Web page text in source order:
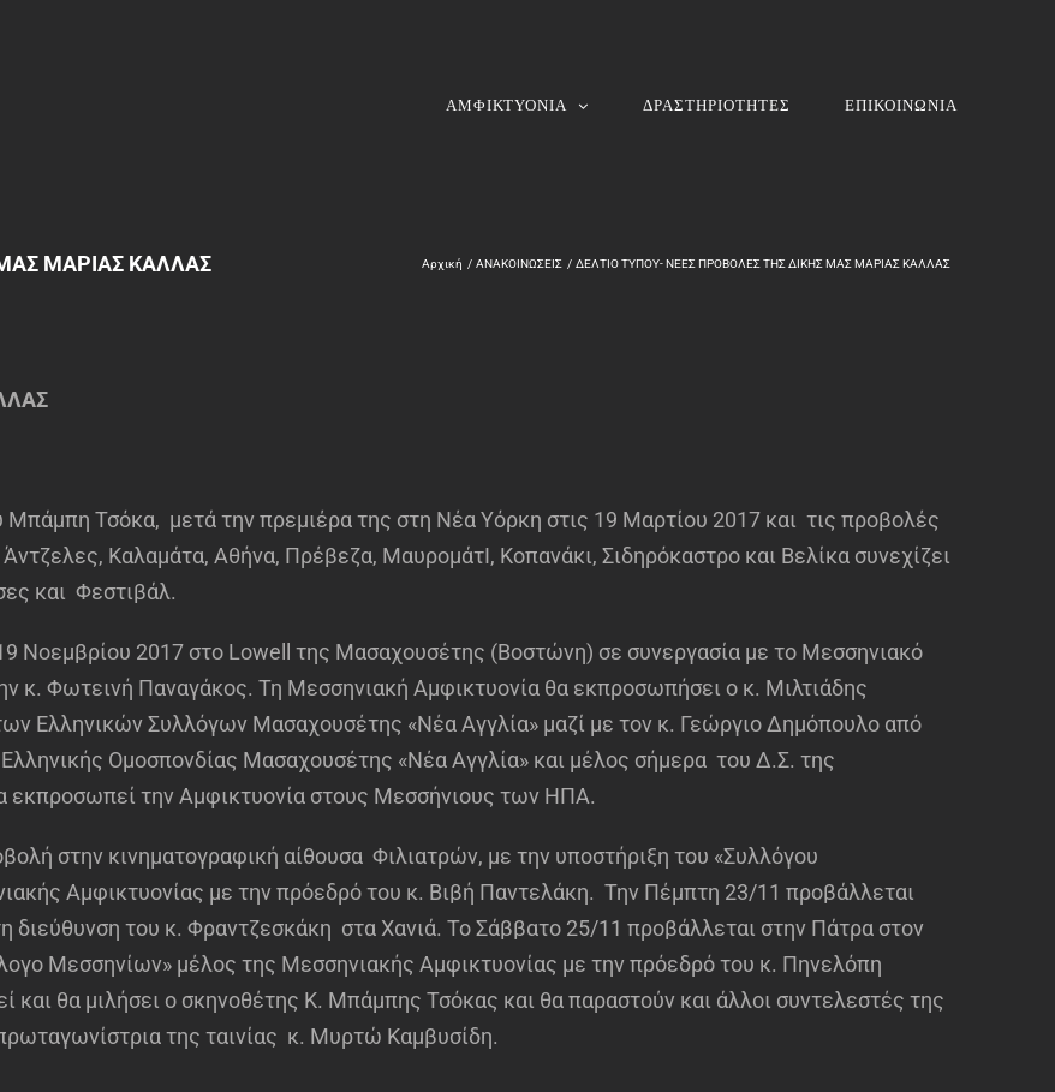
ΑΜΦΙΚΤΥΟΝΙΑ ΔΡΑΣΤΗΡΙΟΤΗΤΕΣ ΕΠΙΚΟΙΝΩΝΙΑ
ΜΑΡΙΑΣ ΚΑΛΛΑΣ Αρχική ΑΝΑΚΟΙΝΩΣΕΙΣ ΔΕΛΤΙΟ ΤΥΠΟΥ- ΝΕΕΣ ΠΡΟΒΟΛΕΣ ΤΗΣ ΔΙΚΗΣ ΜΑΣ ΜΑΡΙΑΣ ΚΑΛΛΑΣ
Μπάμπη Τσόκα, μετά την πρεμιέρα της στη Νέα Υόρκη στις 19 Μαρτίου 2017 και τις προβολές
Καλαμάτα, Αθήνα, Πρέβεζα, ΜαυρομάτΙ, Κοπανάκι, Σιδηρόκαστρο και Βελίκα συνεχίζει
και Φεστιβάλ.
Νοεμβρίου 2017 στο Lowell της Μασαχουσέτης (Βοστώνη) σε συνεργασία με το Μεσσηνιακό
κ. Φωτεινή Παναγάκος. Τη Μεσσηνιακή Αμφικτυονία θα εκπροσωπήσει ο κ. Μιλτιάδης
Ελληνικών Συλλόγων Μασαχουσέτης «Νέα Αγγλία» μαζί με τον κ. Γεώργιο Δημόπουλο από
Ομοσπονδίας Μασαχουσέτης «Νέα Αγγλία» και μέλος σήμερα του Δ.Σ. της
εκπροσωπεί την Αμφικτυονία στους Μεσσήνιους των ΗΠΑ.
στην κινηματογραφική αίθουσα Φιλιατρών, με την υποστήριξη του «Συλλόγου
Αμφικτυονίας με την πρόεδρό του κ. Βιβή Παντελάκη. Την Πέμπτη 23/11 προβάλλεται
διεύθυνση του κ. Φραντζεσκάκη στα Χανιά. Το Σάββατο 25/11 προβάλλεται στην Πάτρα στον
Μεσσηνίων» μέλος της Μεσσηνιακής Αμφικτυονίας με την πρόεδρό του κ. Πηνελόπη
θα μιλήσει ο σκηνοθέτης Κ. Μπάμπης Τσόκας και θα παραστούν και άλλοι συντελεστές της
της ταινίας κ. Μυρτώ Καμβυσίδη.